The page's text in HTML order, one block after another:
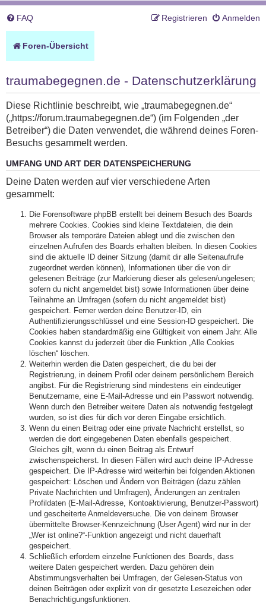
FAQ Anmelden
Registrieren
Foren-Übersicht
traumabegegnen.de - Datenschutzerklärung
Diese Richtlinie beschreibt, wie „traumabegegnen.de“
(„https://forum.traumabegegnen.de“) (im Folgenden „der
Betreiber“) die Daten verwendet, die während deines Foren-
Besuchs gesammelt werden.
UMFANG UND ART DER DATENSPEICHERUNG
Deine Daten werden auf vier verschiedene Arten
gesammelt:
Die Forensoftware phpBB erstellt bei deinem Besuch des Boards
mehrere Cookies. Cookies sind kleine Textdateien, die dein
Browser als temporäre Dateien ablegt und die zwischen den
einzelnen Aufrufen des Boards erhalten bleiben. In diesen Cookies
sind die aktuelle ID deiner Sitzung (damit dir alle Seitenaufrufe
zugeordnet werden können), Informationen über die von dir
gelesenen Beiträge (zur Markierung dieser als gelesen/ungelesen;
sofern du nicht angemeldet bist) sowie Informationen über deine
Teilnahme an Umfragen (sofern du nicht angemeldet bist)
gespeichert. Ferner werden deine Benutzer-ID, ein
Authentifizierungsschlüssel und eine Session-ID gespeichert. Die
Cookies haben standardmäßig eine Gültigkeit von einem Jahr. Alle
Cookies kannst du jederzeit über die Funktion „Alle Cookies
löschen“ löschen.
Weiterhin werden die Daten gespeichert, die du bei der
Registrierung, in deinem Profil oder deinem persönlichem Bereich
angibst. Für die Registrierung sind mindestens ein eindeutiger
Benutzername, eine E-Mail-Adresse und ein Passwort notwendig.
Wenn durch den Betreiber weitere Daten als notwendig festgelegt
wurden, so ist dies für dich vor deren Eingabe ersichtlich.
Wenn du einen Beitrag oder eine private Nachricht erstellst, so
werden die dort eingegebenen Daten ebenfalls gespeichert.
Gleiches gilt, wenn du einen Beitrag als Entwurf
zwischenspeicherst. In diesen Fällen wird auch deine IP-Adresse
gespeichert. Die IP-Adresse wird weiterhin bei folgenden Aktionen
gespeichert: Löschen und Ändern von Beiträgen (dazu zählen
Private Nachrichten und Umfragen), Änderungen an zentralen
Profildaten (E-Mail-Adresse, Kontoaktivierung, Benutzer-Passwort)
und gescheiterte Anmeldeversuche. Die von deinem Browser
übermittelte Browser-Kennzeichnung (User Agent) wird nur in der
„Wer ist online?“-Funktion angezeigt und nicht dauerhaft
gespeichert.
Schließlich erfordern einzelne Funktionen des Boards, dass
weitere Daten gespeichert werden. Dazu gehören dein
Abstimmungsverhalten bei Umfragen, der Gelesen-Status von
deinen Beiträgen oder explizit von dir gesetzte Lesezeichen oder
Benachrichtigungsfunktionen.